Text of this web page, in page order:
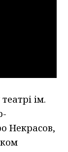
ім.
Некрасов,